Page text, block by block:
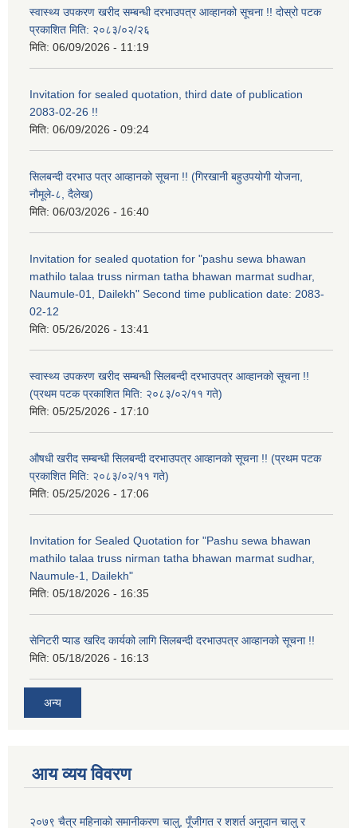
स्वास्थ्य उपकरण खरीद सम्बन्धी दरभाउपत्र आव्हानको सूचना !! दोस्रो पटक
प्रकाशित मिति: २०८३/०२/२६
मिति: 06/09/2026 - 11:19
Invitation for sealed quotation, third date of publication
2083-02-26 !!
मिति: 06/09/2026 - 09:24
सिलबन्दी दरभाउ पत्र आव्हानको सूचना !! (गिरखानी बहुउपयोगी योजना,
नौमूले-८, दैलेख)
मिति: 06/03/2026 - 16:40
Invitation for sealed quotation for "pashu sewa bhawan
mathilo talaa truss nirman tatha bhawan marmat sudhar,
Naumule-01, Dailekh" Second time publication date: 2083-
02-12
मिति: 05/26/2026 - 13:41
स्वास्थ्य उपकरण खरीद सम्बन्धी सिलबन्दी दरभाउपत्र आव्हानको सूचना !!
(प्रथम पटक प्रकाशित मिति: २०८३/०२/११ गते)
मिति: 05/25/2026 - 17:10
औषधी खरीद सम्बन्धी सिलबन्दी दरभाउपत्र आव्हानको सूचना !! (प्रथम पटक
प्रकाशित मिति: २०८३/०२/११ गते)
मिति: 05/25/2026 - 17:06
Invitation for Sealed Quotation for "Pashu sewa bhawan
mathilo talaa truss nirman tatha bhawan marmat sudhar,
Naumule-1, Dailekh"
मिति: 05/18/2026 - 16:35
सेनिटरी प्याड खरिद कार्यको लागि सिलबन्दी दरभाउपत्र आव्हानको सूचना !!
मिति: 05/18/2026 - 16:13
अन्य
आय व्यय विवरण
२०७९ चैत्र महिनाको समानीकरण चालु, पूँजीगत र शशर्त अनुदान चालु र